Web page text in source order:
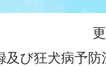
及び狂犬病予